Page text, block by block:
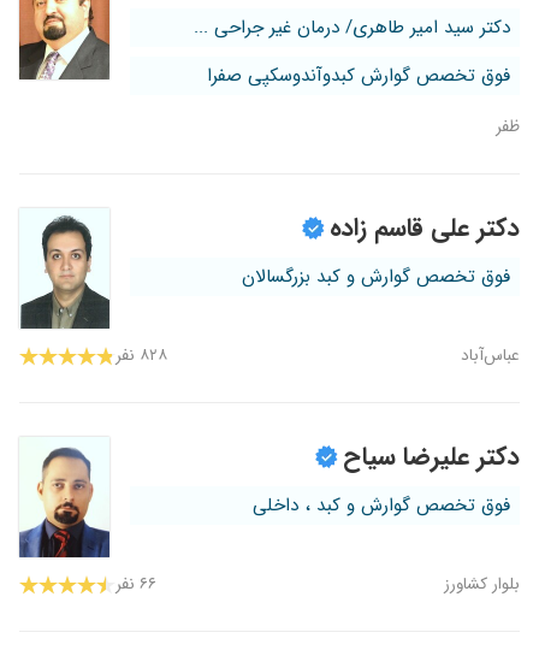
دکتر سید امیر طاهری/ درمان غیر جراحی ...
فوق تخصص گوارش کبدوآندوسکپی صفرا
ظفر
دکتر علی قاسم زاده
فوق تخصص گوارش و کبد بزرگسالان
عباس‌آباد ۸۲۸ نفر
دکتر علیرضا سیاح
فوق تخصص گوارش و کبد ، داخلی
بلوار کشاورز ۶۶ نفر